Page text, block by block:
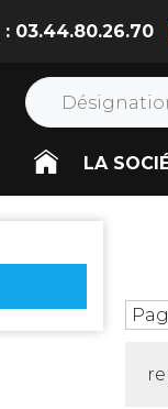
: 03.44.80.26.70
LA